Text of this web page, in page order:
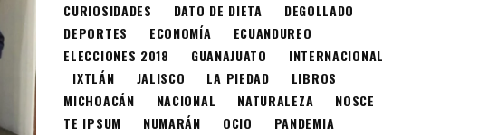
CURIOSIDADES
DATO DE DIETA
DEGOLLADO
DEPORTES
ECONOMÍA
ECUANDUREO
ELECCIONES 2018
GUANAJUATO
INTERNACIONAL
IXTLÁN
JALISCO LA PIEDAD
LIBROS
MICHOACÁN
NACIONAL NATURALEZA
NOSCE
TE IPSUM
NUMARÁN OCIO
PANDEMIA